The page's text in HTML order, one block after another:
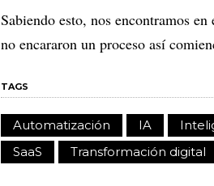
Sabiendo esto, nos encontramos
no encararon un proceso así
TAGS
Automatización IA
SaaS
Transformación digital